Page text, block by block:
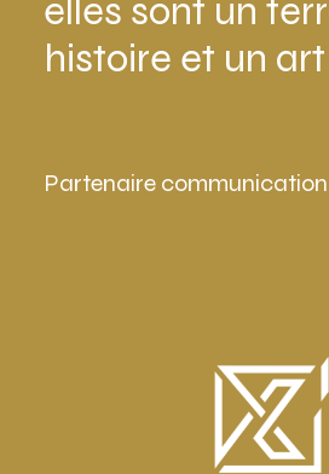
elles sont un
histoire et un
Partenaire communication